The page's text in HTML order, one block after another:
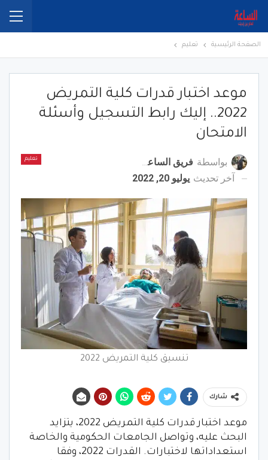
الصفحة الرئيسية تعليم
موعد اختبار قدرات كلية التمريض
2022.. إليك رابط التسجيل وأسئلة
الامتحان
تعليم بواسطة فريق الساعة برس
آخر تحديث يوليو 20, 2022
تنسيق كلية التمريض 2022
شارك
موعد اختبار قدرات كلية التمريض 2022، يتزايد
البحث عليه، وتواصل الجامعات الحكومية والخاصة
استعداداتها لاختبارات. القدرات 2022، وفقا